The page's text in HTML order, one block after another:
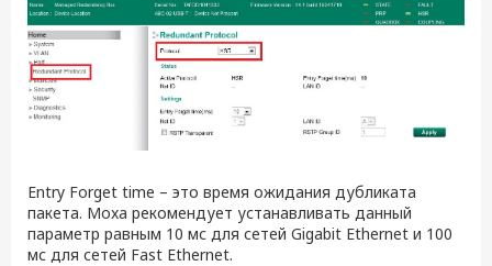
Entry Forget time – это время ожидания дубликата
пакета. Moxa рекомендует устанавливать данный
параметр равным 10 мс для сетей Gigabit Ethernet и 100
мс для сетей Fast Ethernet.